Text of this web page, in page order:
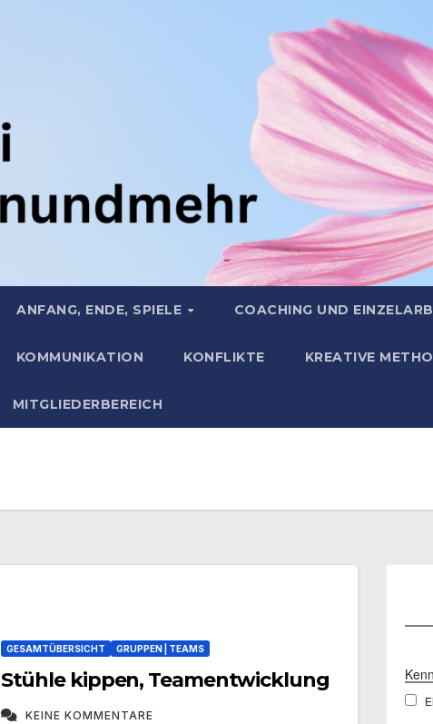
ANFANG, ENDE, SPIELE COACHING UND
KOMMUNIKATION KONFLIKTE KREATIVE
MITGLIEDERBEREICH
GESAMTÜBERSICHT GRUPPEN | TEAMS
Stühle kippen, Teamentwicklung
KEINE KOMMENTARE